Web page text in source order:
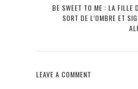
BE SWEET TO ME : LA FILLE
SORT DE L’OMBRE ET
LEAVE A COMMENT